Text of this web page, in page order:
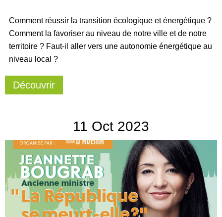
Comment réussir la transition écologique et énergétique ?
Comment la favoriser au niveau de notre ville et de notre
territoire ? Faut-il aller vers une autonomie énergétique au
niveau local ?
Découvrir
11 Oct 2023